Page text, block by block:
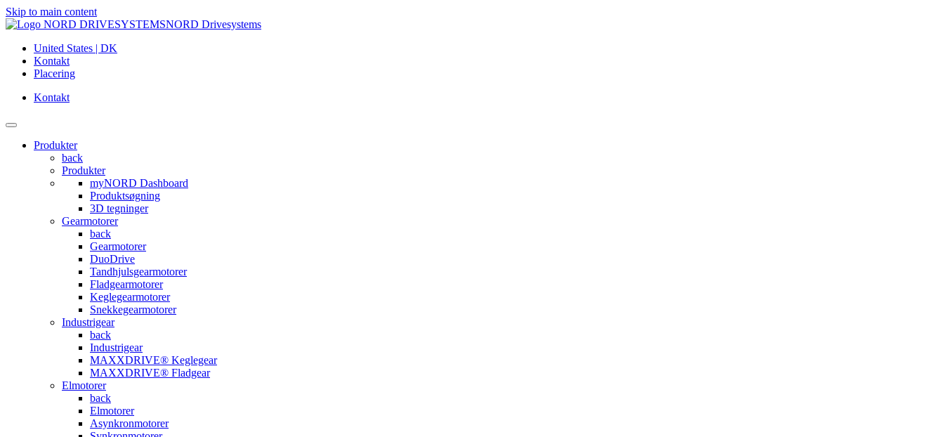
Skip to main content
NORD Drivesystems
United States | DK
Kontakt
Placering
Kontakt
Produkter
back
Produkter
myNORD Dashboard
Produktsøgning
3D tegninger
Gearmotorer
back
Gearmotorer
DuoDrive
Tandhjulsgearmotorer
Fladgearmotorer
Keglegearmotorer
Snekkegearmotorer
Industrigear
back
Industrigear
MAXXDRIVE® Keglegear
MAXXDRIVE® Fladgear
Elmotorer
back
Elmotorer
Asynkronmotorer